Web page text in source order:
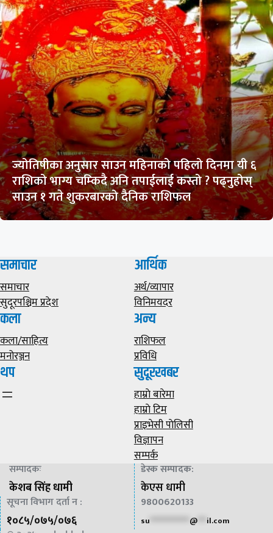
ज्योतिषीका अनुसार साउन महिनाको पहिलो दिनमा यी ६
राशिको भाग्य चम्किदै अनि तपाईलाई कस्तो ? पढ्नुहोस्
साउन १ गते शुकरबारको दैनिक राशिफल
समाचार
समाचार
सुदूरपश्चिम प्रदेश
आर्थिक
अर्थ/व्यापार
विनिमयदर
कला
कला/साहित्य
मनोरञ्जन
अन्य
राशिफल
प्रविधि
थप सुदूरखबर
हाम्राे बारेमा
हाम्राे टिम
प्राइभेसी पाेलिसी
विज्ञापन
सम्पर्क
सम्पादकः
केशब सिंह धामी
डेस्क सम्पादक:
केएस धामी
सूचना विभाग दर्ता न :
१०८५/०७५/०७६
9800620133
su @*** il.com